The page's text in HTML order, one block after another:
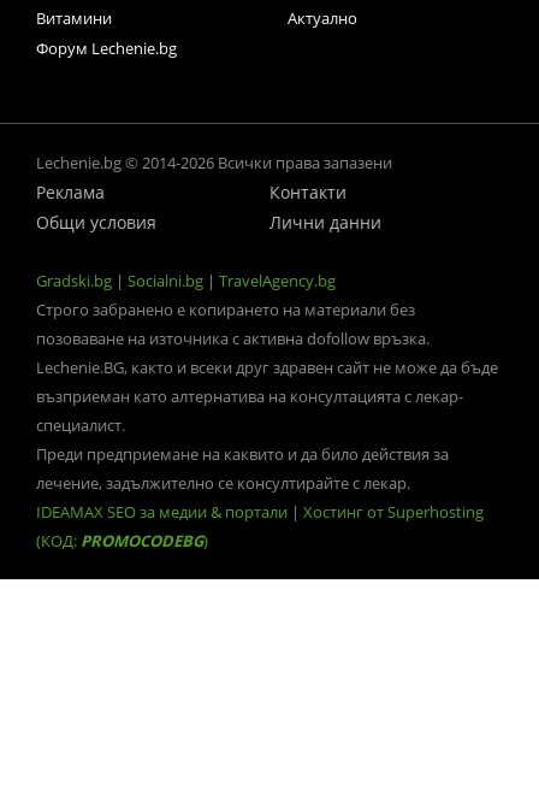
Витамини
Актуално
Форум Lechenie.bg
Lechenie.bg © 2014-2026 Всички права запазени
Реклама
Контакти
Общи условия
Лични данни
Gradski.bg | Socialni.bg | TravelAgency.bg
Строго забранено е копирането на материали без
позоваване на източника с активна dofollow връзка.
Lechenie.BG, както и всеки друг здравен сайт не може да бъде
възприеман като алтернатива на консултацията с лекар-
специалист.
Преди предприемане на каквито и да било действия за
лечение, задължително се консултирайте с лекар.
IDEAMAX SEO за медии & портали | Хостинг от Superhosting
(КОД: PROMOCODEBG)